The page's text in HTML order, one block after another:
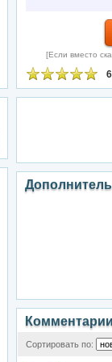
[Если вместо
Сортировать по: